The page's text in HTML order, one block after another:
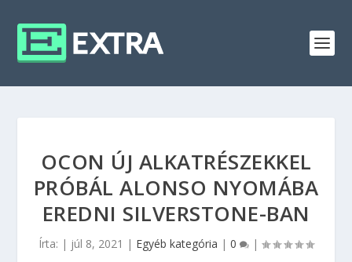
OCON ÚJ ALKATRÉSZEKKEL
PRÓBÁL ALONSO NYOMÁBA
EREDNI SILVERSTONE-BAN
Írta: | júl 8, 2021 | Egyéb kategória | 0 |